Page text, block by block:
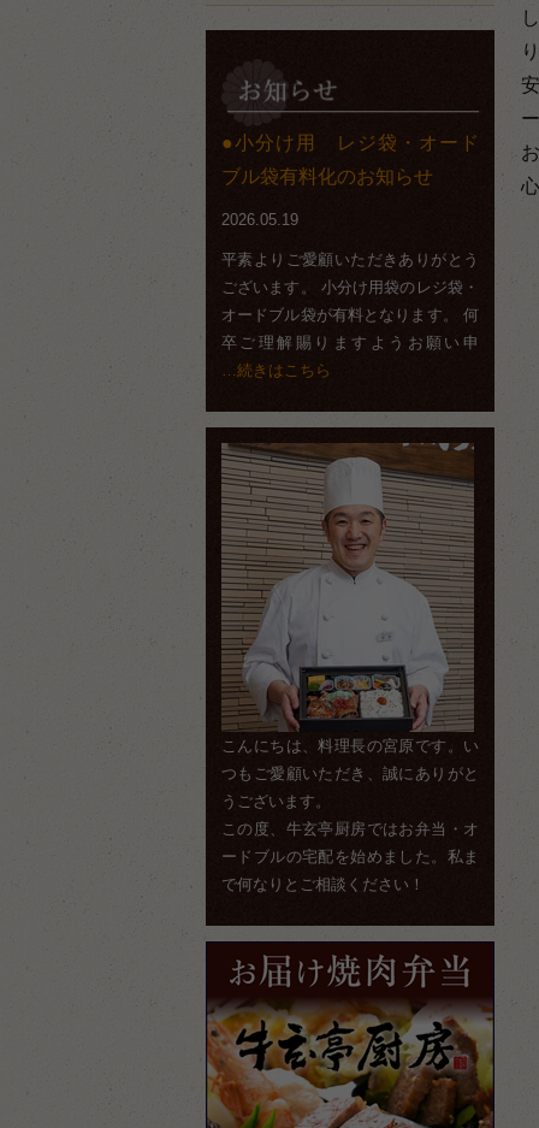
小分け用 レジ袋・オード
ブル袋有料化のお知らせ
2026.05.19
平素よりご愛顧いただきありがとう
ございます。 小分け用袋のレジ袋・
オードブル袋が有料となります。 何
卒ご理解賜りますようお願い申
…続きはこちら
こんにちは、料理長の宮原です。い
つもご愛顧いただき、誠にありがと
うございます。
この度、牛玄亭厨房ではお弁当・オ
ードブルの宅配を始めました。私ま
で何なりとご相談ください！